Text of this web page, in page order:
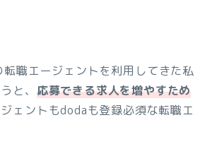
職エージェントを利用してきた私
と、 応募できる求人を増やすため
ェントもdodaも登録必須な転職エ